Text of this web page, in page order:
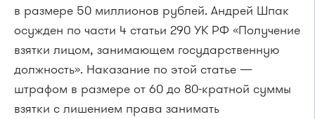
в размере 50 миллионов рублей. Андрей Шпак
осужден по части 4 статьи 290 УК РФ «Получение
взятки лицом, занимающем государственную
должность». Наказание по этой статье —
штрафом в размере от 60 до 80-кратной суммы
взятки с лишением права занимать